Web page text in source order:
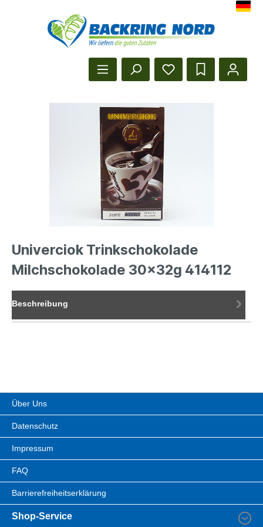
Herzlich Willkommen beim
Univerciok Trinkschokolade
Milchschokolade 30x32g 414112
Beschreibung
Über Uns
Datenschutz
Impressum
FAQ
Barrierefreiheitserklärung
Shop-Service